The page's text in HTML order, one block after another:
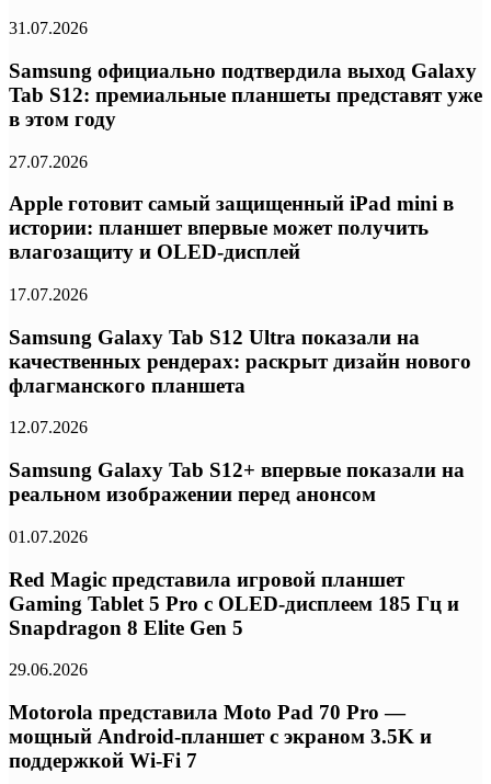
31.07.2026
Samsung официально подтвердила выход Galaxy
Tab S12: премиальные планшеты представят уже
в этом году
27.07.2026
Apple готовит самый защищенный iPad mini в
истории: планшет впервые может получить
влагозащиту и OLED-дисплей
17.07.2026
Samsung Galaxy Tab S12 Ultra показали на
качественных рендерах: раскрыт дизайн нового
флагманского планшета
12.07.2026
Samsung Galaxy Tab S12+ впервые показали на
реальном изображении перед анонсом
01.07.2026
Red Magic представила игровой планшет
Gaming Tablet 5 Pro с OLED-дисплеем 185 Гц и
Snapdragon 8 Elite Gen 5
29.06.2026
Motorola представила Moto Pad 70 Pro —
мощный Android-планшет с экраном 3.5K и
поддержкой Wi-Fi 7